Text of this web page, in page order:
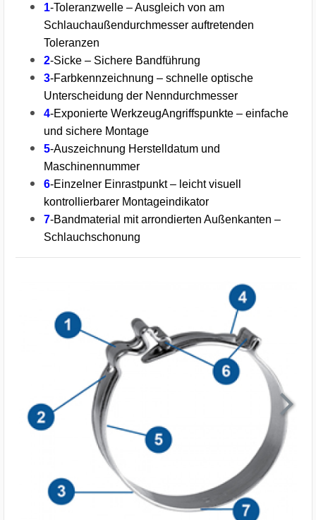
1-Toleranzwelle – Ausgleich von am
Schlauchaußendurchmesser auftretenden
Toleranzen
2-Sicke – Sichere Bandführung
3-Farbkennzeichnung – schnelle optische
Unterscheidung der Nenndurchmesser
4-Exponierte WerkzeugAngriffspunkte – einfache
und sichere Montage
5-Auszeichnung Herstelldatum und
Maschinennummer
6-Einzelner Einrastpunkt – leicht visuell
kontrollierbarer Montageindikator
7-Bandmaterial mit arrondierten Außenkanten –
Schlauchschonung
